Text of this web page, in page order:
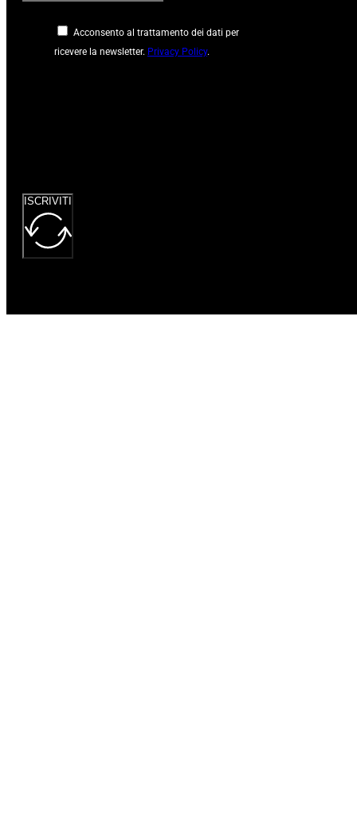
Acconsento al trattamento dei dati per
ricevere la newsletter. Privacy Policy.
ISCRIVITI